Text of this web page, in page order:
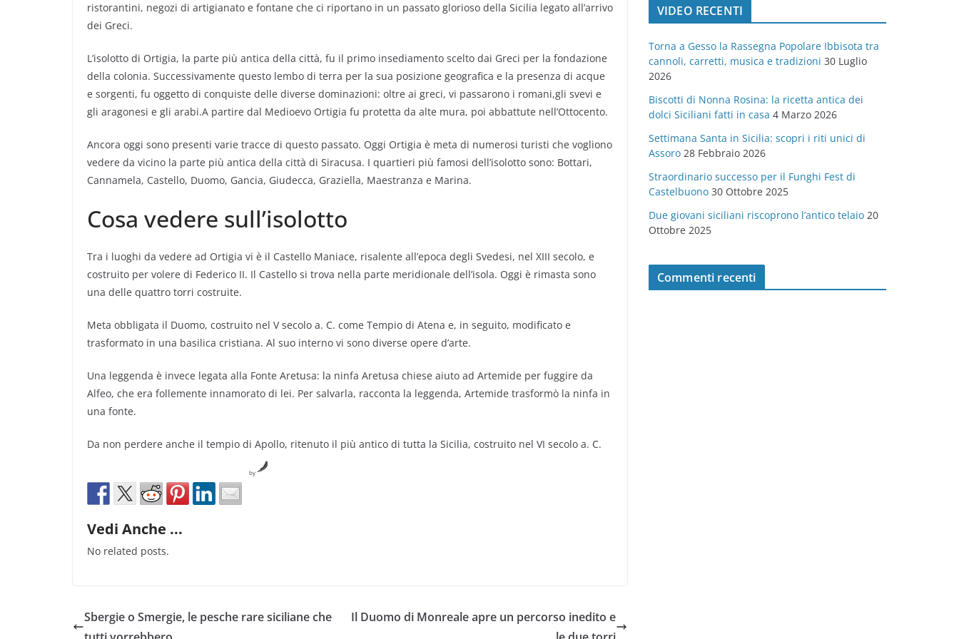
ristorantini, negozi di artigianato e fontane che ci riportano in un passato glorioso della Sicilia legato all’arrivo
dei Greci.
L’isolotto di Ortigia, la parte più antica della città, fu il primo insediamento scelto dai Greci per la fondazione
della colonia. Successivamente questo lembo di terra per la sua posizione geografica e la presenza di acque
e sorgenti, fu oggetto di conquiste delle diverse dominazioni: oltre ai greci, vi passarono i romani,gli svevi e
gli aragonesi e gli arabi.A partire dal Medioevo Ortigia fu protetta da alte mura, poi abbattute nell’Ottocento.
Ancora oggi sono presenti varie tracce di questo passato. Oggi Ortigia è meta di numerosi turisti che vogliono
vedere da vicino la parte più antica della città di Siracusa. I quartieri più famosi dell’isolotto sono: Bottari,
Cannamela, Castello, Duomo, Gancia, Giudecca, Graziella, Maestranza e Marina.
Cosa vedere sull’isolotto
Tra i luoghi da vedere ad Ortigia vi è il Castello Maniace, risalente all’epoca degli Svedesi, nel XIII secolo, e
costruito per volere di Federico II. Il Castello si trova nella parte meridionale dell’isola. Oggi è rimasta sono
una delle quattro torri costruite.
Meta obbligata il Duomo, costruito nel V secolo a. C. come Tempio di Atena e, in seguito, modificato e
trasformato in una basilica cristiana. Al suo interno vi sono diverse opere d’arte.
Una leggenda è invece legata alla Fonte Aretusa: la ninfa Aretusa chiese aiuto ad Artemide per fuggire da
Alfeo, che era follemente innamorato di lei. Per salvarla, racconta la leggenda, Artemide trasformò la ninfa in
una fonte.
Da non perdere anche il tempio di Apollo, ritenuto il più antico di tutta la Sicilia, costruito nel VI secolo a. C.
by
Vedi Anche ...
No related posts.
Sbergie o Smergie, le pesche rare siciliane che
Il Duomo di Monreale apre un percorso inedito e
o
r
e
VIDEO RECENTI
Torna a Gesso la Rassegna Popolare Ibbisota tra
cannoli, carretti, musica e tradizioni 30 Luglio
2026
Biscotti di Nonna Rosina: la ricetta antica dei
dolci Siciliani fatti in casa 4 Marzo 2026
Settimana Santa in Sicilia: scopri i riti unici di
Assoro 28 Febbraio 2026
Straordinario successo per il Funghi Fest di
Castelbuono 30 Ottobre 2025
Due giovani siciliani riscoprono l’antico telaio 20
Ottobre 2025
Commenti recenti